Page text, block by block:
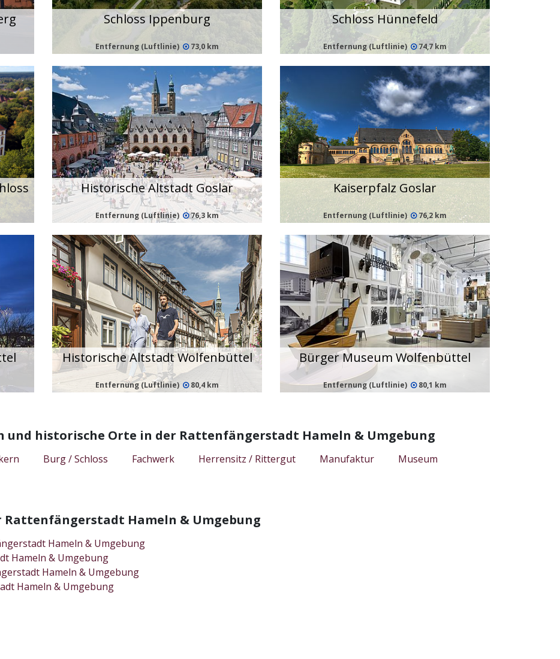
Schloss Ippenburg
Entfernung (Luftlinie) 73,0 km
Schloss Hünnefeld
Entfernung (Luftlinie) 74,7 km
Historische Altstadt Goslar
Entfernung (Luftlinie) 76,3 km
Kaiserpfalz Goslar
Entfernung (Luftlinie) 76,2 km
Historische Altstadt Wolfenbüttel
Entfernung (Luftlinie) 80,4 km
Bürger Museum Wolfenbüttel
Entfernung (Luftlinie) 80,1 km
und historische Orte in der Rattenfängerstadt Hameln & Umgebung
Burg / Schloss Fachwerk Herrensitz / Rittergut Manufaktur
Museum
Rattenfängerstadt Hameln & Umgebung
Hameln & Umgebung
Hameln & Umgebung
Hameln & Umgebung
Hameln & Umgebung